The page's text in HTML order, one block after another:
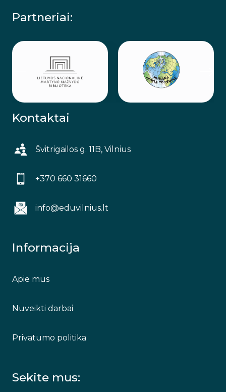
Partneriai:
Kontaktai
Švitrigailos g. 11B, Vilnius
+370 660 31660
info@eduvilnius.lt
Informacija
Apie mus
Nuveikti darbai
Privatumo politika
Sekite mus: